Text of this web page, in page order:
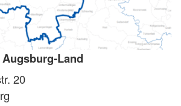
Land
20